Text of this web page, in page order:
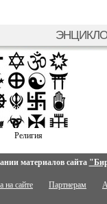
Религия
материалов сайта
на сайте Партнерам